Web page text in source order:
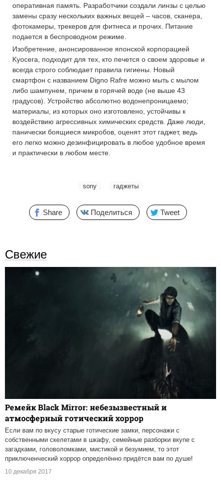
оперативная память. Разработчики создали линзы с целью
замены сразу нескольких важных вещей – часов, сканера,
фотокамеры, трекеров для фитнеса и прочих. Питание
подается в беспроводном режиме.
Изобретение, анонсированное японской корпорацией
Kyocera, подходит для тех, кто печется о своем здоровье и
всегда строго соблюдает правила гигиены. Новый
смартфон с названием Digno Rafre можно мыть с мылом
либо шампунем, причем в горячей воде (не выше 43
градусов). Устройство абсолютно водонепроницаемо;
материалы, из которых оно изготовлено, устойчивы к
воздействию агрессивных химических средств. Даже люди,
панически боящиеся микробов, оценят этот гаджет, ведь
его легко можно дезинфицировать в любое удобное время
и практически в любом месте.
sony гаджеты
Share Поделиться Tweet
Свежие
Ремейк Black Mirror: небезызвестный и
атмосферный готический хоррор
Если вам по вкусу старые готические замки, персонажи с
собственными скелетами в шкафу, семейные разборки вкупе с
загадками, головоломками, мистикой и безумием, то этот
приключенческий хоррор определённо придётся вам по душе!
10 декабря 2017